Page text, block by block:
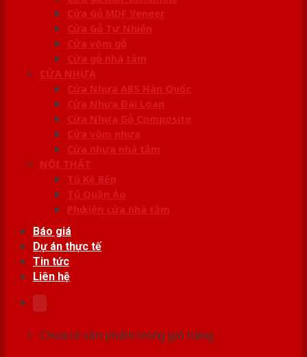
Cửa Gỗ MDF Veneer
Cửa Gỗ Tự Nhiên
Cửa vòm gỗ
Cửa gỗ nhà tắm
CỬA NHỰA
Cửa Nhựa ABS Hàn Quốc
Cửa Nhựa Đài Loan
Cửa Nhựa Gỗ Composite
Cửa vòm nhựa
Cửa nhựa nhà tắm
NỘI THẤT
Tủ Kệ Bếp
Tủ Quần Áo
Phụ kiện cửa nhà tắm
Báo giá
Dự án thực tế
Tin tức
Liên hệ
Chưa có sản phẩm trong giỏ hàng.